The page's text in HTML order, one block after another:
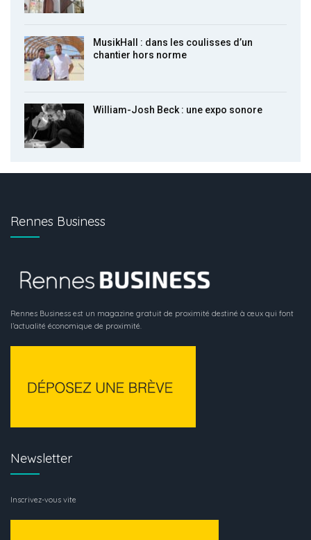
MusikHall : dans les coulisses d’un
chantier hors norme
William-Josh Beck : une expo sonore
Rennes Business
Rennes Business est un magazine gratuit de proximité destiné à ceux qui font
l’actualité économique de proximité.
Newsletter
Inscrivez-vous vite